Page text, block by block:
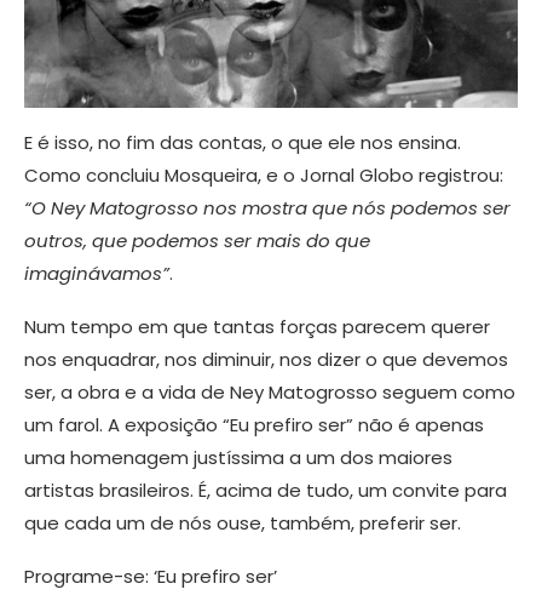
E é isso, no fim das contas, o que ele nos ensina.
Como concluiu Mosqueira, e o Jornal Globo registrou:
“O Ney Matogrosso nos mostra que nós podemos ser
outros, que podemos ser mais do que
imaginávamos”.
Num tempo em que tantas forças parecem querer
nos enquadrar, nos diminuir, nos dizer o que devemos
ser, a obra e a vida de Ney Matogrosso seguem como
um farol. A exposição “Eu prefiro ser” não é apenas
uma homenagem justíssima a um dos maiores
artistas brasileiros. É, acima de tudo, um convite para
que cada um de nós ouse, também, preferir ser.
Programe-se: ‘Eu prefiro ser’